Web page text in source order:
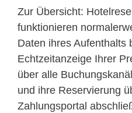
Zur Übersicht:
funktionieren
Daten ihres Aufenthalts
Echtzeitanzeige Ihrer
über alle
und ihre Reservierung
Zahlungsportal